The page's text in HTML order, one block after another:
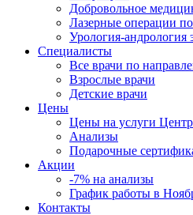
Добровольное
Лазерные операции
Урология-андрология
Специалисты
Все врачи по
Взрослые врачи
Детские врачи
Цены
Цены на услуги
Анализы
Подарочные
Акции
-7% на анализы
График работы в
Контакты